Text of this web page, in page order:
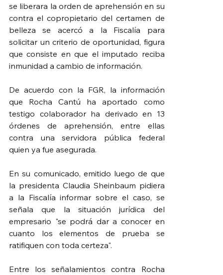
se liberara la orden de aprehensión en su
contra el copropietario del certamen de
belleza se acercó a la Fiscalía para
solicitar un criterio de oportunidad, figura
que consiste en que el imputado reciba
inmunidad a cambio de información.
De acuerdo con la FGR, la información
que Rocha Cantú ha aportado como
testigo colaborador ha derivado en 13
órdenes de aprehensión, entre ellas
contra una servidora pública federal
quien ya fue asegurada.
En su comunicado, emitido luego de que
la presidenta Claudia Sheinbaum pidiera
a la Fiscalía informar sobre el caso, se
señala que la situación jurídica del
empresario "se podrá dar a conocer en
cuanto los elementos de prueba se
ratifiquen con toda certeza".
Entre los señalamientos contra Rocha